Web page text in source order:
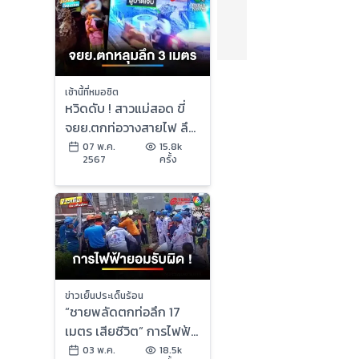
เช้านี้ที่หมอชิต
หวิดดับ ! สาวแม่สอด ขี่
จยย.ตกท่อวางสายไฟ ลึก
กว่า 3 เมตร | เช้านี้ที่
หมอชิต
07 พ.ค.
2567
15.8k
ครั้ง
ข่าวเย็นประเด็นร้อน
“ชายพลัดตกท่อลึก 17
เมตร เสียชีวิต” การไฟฟ้า
ยอมรับผิด | เบื้องหลังข่าว
03 พ.ค.
18.5k